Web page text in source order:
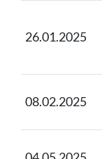
26.01.2025
08.02.2025